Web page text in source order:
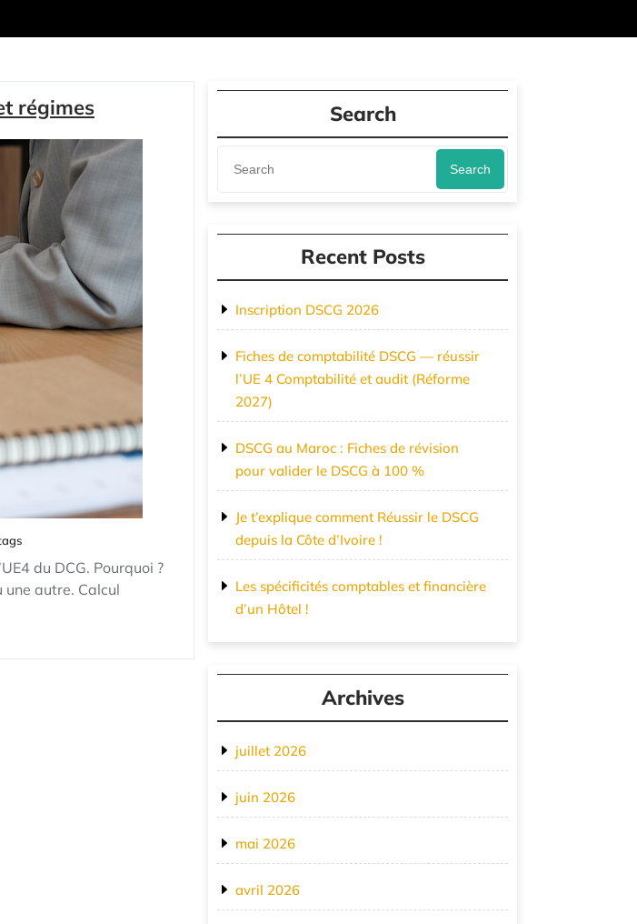
régimes
du DCG. Pourquoi ?
une autre. Calcul
Search
Search
Recent Posts
Inscription DSCG 2026
Fiches de comptabilité DSCG — réussir
l’UE 4 Comptabilité et audit (Réforme
2027)
DSCG au Maroc : Fiches de révision
pour valider le DSCG à 100 %
Je t’explique comment Réussir le DSCG
depuis la Côte d’Ivoire !
Les spécificités comptables et financière
d’un Hôtel !
Archives
juillet 2026
juin 2026
mai 2026
avril 2026